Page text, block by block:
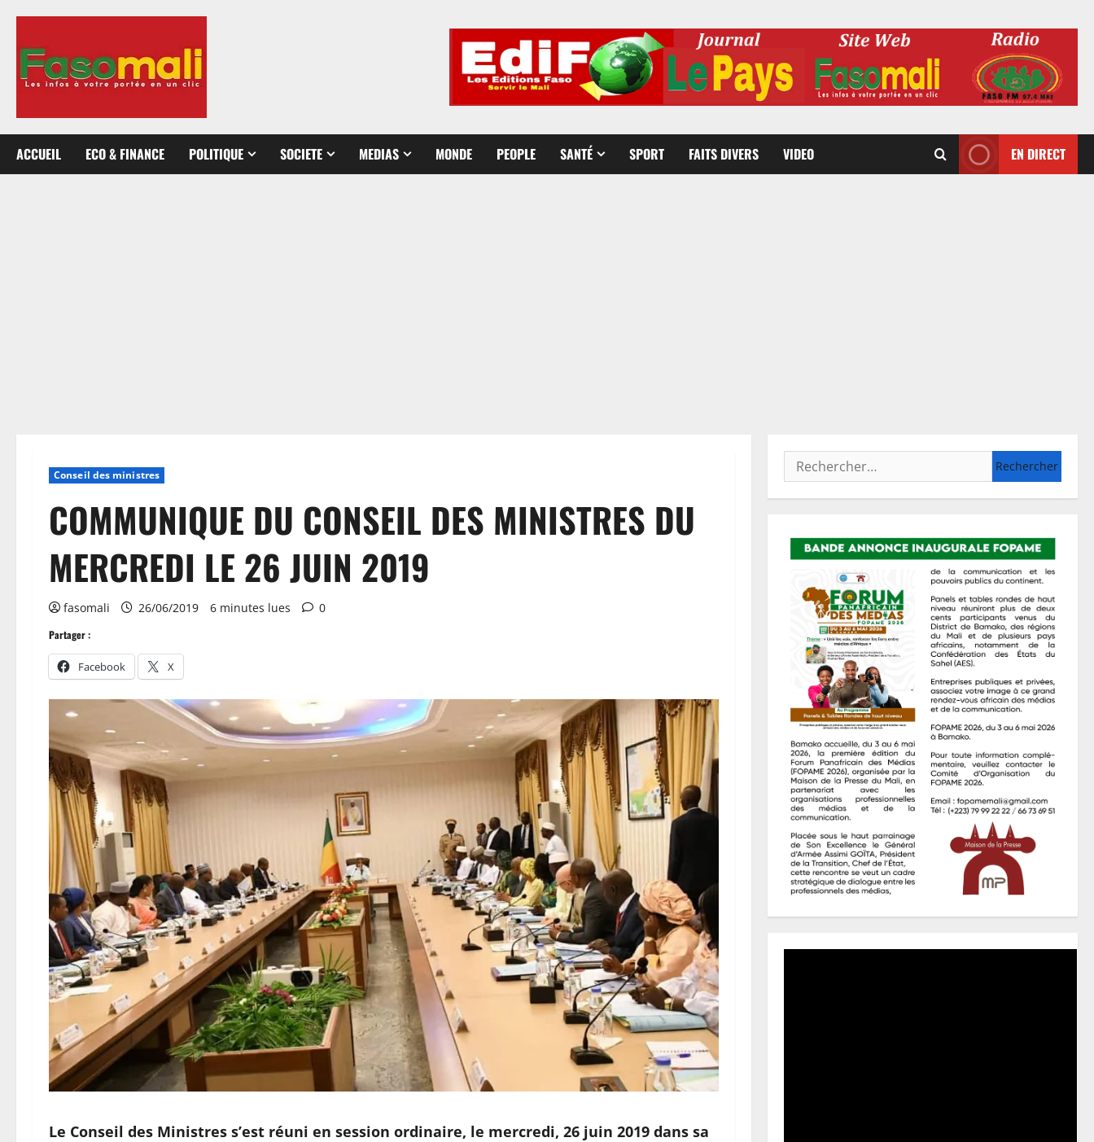
contenu
ACCUEIL ECO & FINANCE POLITIQUE SOCIETE MEDIAS MONDE PEOPLE SANTÉ SPORT FAITS DIVERS VIDEO EN DIRECT
Conseil des ministres
COMMUNIQUE DU CONSEIL DES MINISTRES DU
MERCREDI LE 26 JUIN 2019
fasomali 26/06/2019 6 minutes lues 0
Partager :
Facebook X
Le Conseil des Ministres s’est réuni en session ordinaire, le mercredi, 26 juin 2019 dans sa
Rechercher :